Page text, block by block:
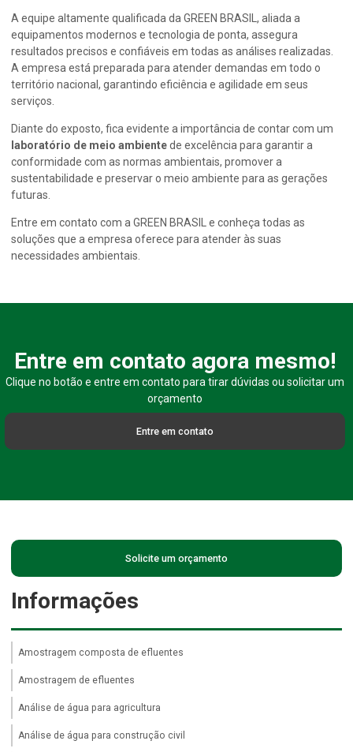
A equipe altamente qualificada da GREEN BRASIL, aliada a
equipamentos modernos e tecnologia de ponta, assegura
resultados precisos e confiáveis em todas as análises realizadas.
A empresa está preparada para atender demandas em todo o
território nacional, garantindo eficiência e agilidade em seus
serviços.
Diante do exposto, fica evidente a importância de contar com um
laboratório de meio ambientede excelência para garantir a
conformidade com as normas ambientais, promover a
sustentabilidade e preservar o meio ambiente para as gerações
futuras.
Entre em contato com a GREEN BRASIL e conheça todas as
soluções que a empresa oferece para atender às suas
necessidades ambientais.
Entre em contato agora mesmo!
Clique no botão e entre em contato para tirar dúvidas ou solicitar um
orçamento
Entre em contato
Solicite um orçamento
Informações
Amostragem composta de efluentes
Amostragem de efluentes
Análise de água para agricultura
Análise de água para construção civil